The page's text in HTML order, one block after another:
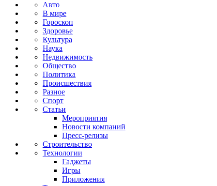
Авто
В мире
Гороскоп
Здоровье
Культура
Наука
Недвижимость
Общество
Политика
Происшествия
Разное
Спорт
Статьи
Мероприятия
Новости компаний
Пресс-релизы
Строительство
Технологии
Гаджеты
Игры
Приложения